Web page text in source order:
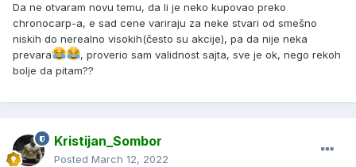
Da ne otvaram novu temu, da li je neko kupovao preko
chronocarp-a, e sad cene variraju za neke stvari od smešno
niskih do nerealno visokih(često su akcije), pa da nije neka
prevara
, proverio sam validnost sajta, sve je ok, nego rekoh
bolje da pitam??
Kristijan_Sombor
Posted March 12, 2022